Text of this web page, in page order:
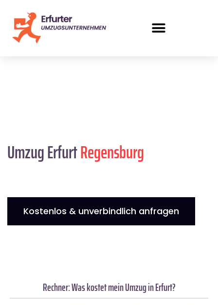
Umzug ErfurtRegensburg
Kostenlos & unverbindlich anfragen
Rechner: Was kostet mein Umzug in Erfurt?